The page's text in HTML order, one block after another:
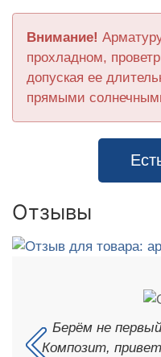
Внимание!
прохладном,
допуская ее
прямыми
Отзывы
Берём не
Композит,